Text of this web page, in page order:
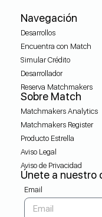
Navegación
Desarrollos
Encuentra con Match
Simular Crédito
Desarrollador
Reserva Matchmakers
Sobre Match
Matchmakers Analytics
Matchmakers Register
Producto Estrella
Aviso Legal
Aviso de Privacidad
Únete a nuestro
Email